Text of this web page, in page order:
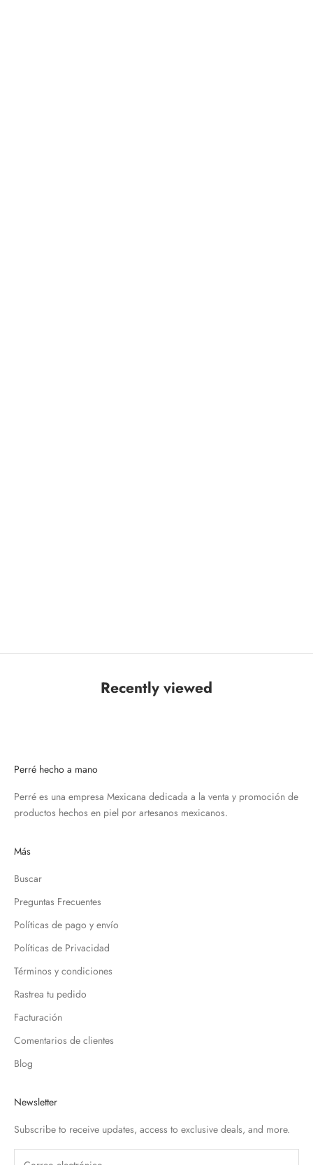
Recently viewed
Perré hecho a mano
Perré es una empresa Mexicana dedicada a la venta y promoción de
productos hechos en piel por artesanos mexicanos.
Más
Buscar
Preguntas Frecuentes
Políticas de pago y envío
Políticas de Privacidad
Términos y condiciones
Rastrea tu pedido
Facturación
Comentarios de clientes
Blog
Newsletter
Subscribe to receive updates, access to exclusive deals, and more.